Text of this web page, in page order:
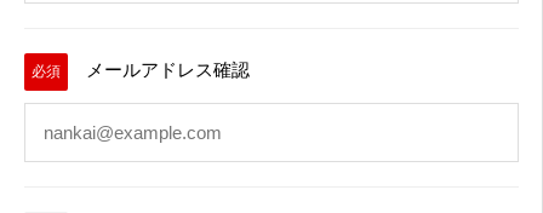
必須 メールアドレス確認